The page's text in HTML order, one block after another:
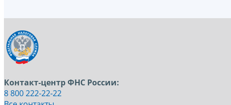
Контакт-центр ФНС России:
8 800 222-22-22